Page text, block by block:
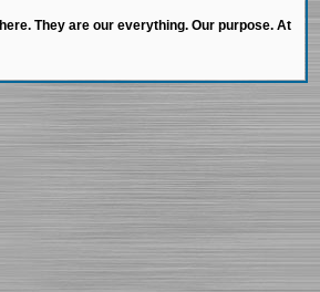
They are our everything. Our purpose. At